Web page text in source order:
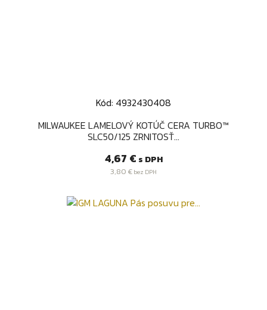
Kód: 4932430408
MILWAUKEE LAMELOVÝ KOTÚČ CERA TURBO™
SLC50/125 ZRNITOSŤ...
Cena
4,67 € s DPH
3,80 € bez DPH